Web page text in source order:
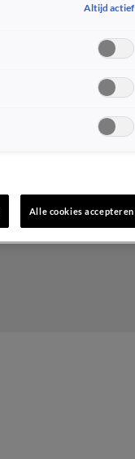
Altijd actief
Alle cookies accepteren